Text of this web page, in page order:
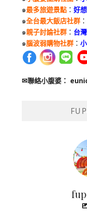
๑最多旅遊景點 ：好
๑全台最大飯店社群 ：
๑親子討論社群 ： 台
๑腦波弱購物社群 ：
✉聯絡小腹婆：